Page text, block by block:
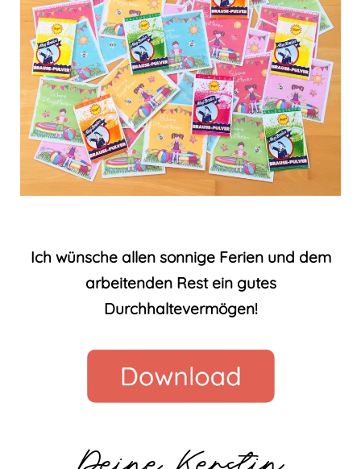
Ich wünsche allen sonnige Ferien und dem
arbeitenden Rest ein gutes
Durchhaltevermögen!
Deine Kerstin